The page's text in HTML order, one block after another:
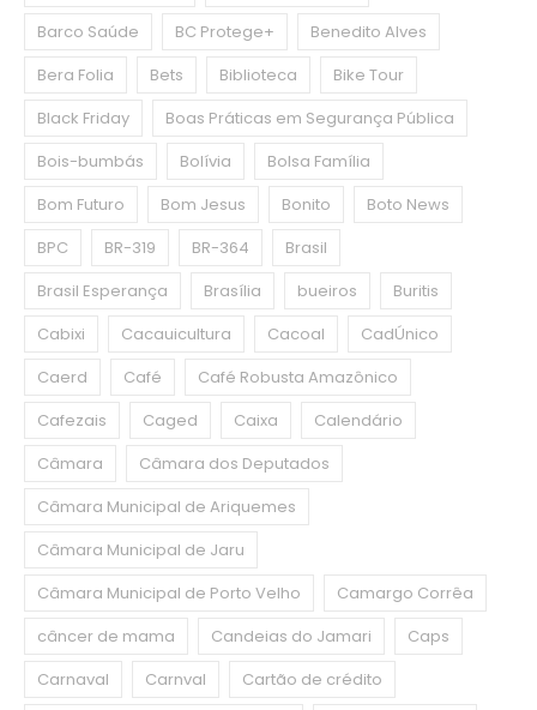
Barco Saúde
BC Protege+
Benedito Alves
Bera Folia
Bets Biblioteca
Bike Tour
Black Friday
Boas Práticas em Segurança Pública
Bois-bumbás
Bolívia
Bolsa Família
Bom Futuro
Bom Jesus Bonito
Boto News
BPC
BR-319 BR-364
Brasil
Brasil Esperança
Brasília bueiros
Buritis
Cabixi
Cacauicultura Cacoal
CadÚnico
Caerd
Café
Café Robusta Amazônico
Cafezais
Caged Caixa
Calendário
Câmara
Câmara dos Deputados
Câmara Municipal de Ariquemes
Câmara Municipal de Jaru
Câmara Municipal de Porto Velho
Camargo Corrêa
câncer de mama
Candeias do Jamari
Caps
Carnaval
Carnval
Cartão de crédito